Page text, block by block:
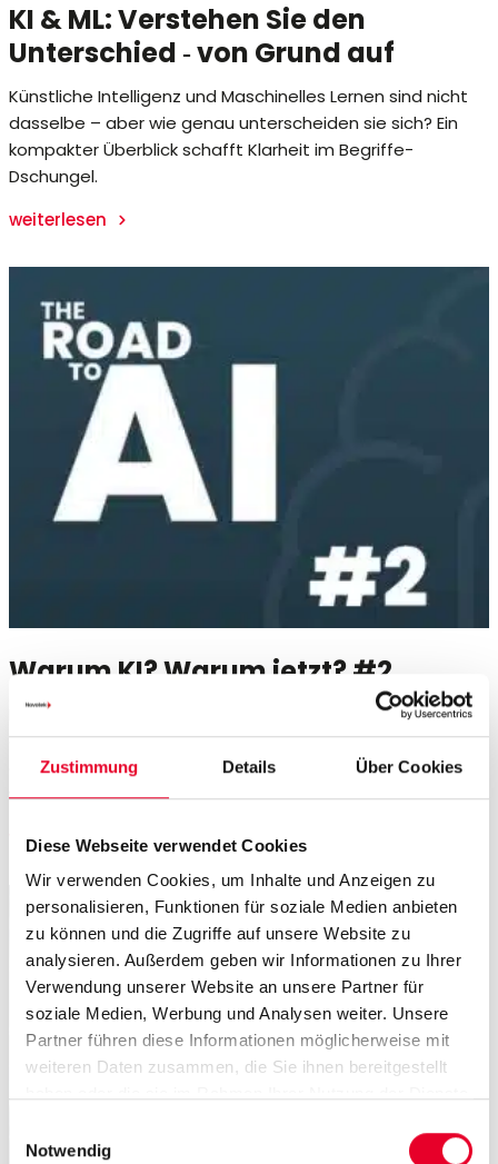
Zustimmung Details Über Cookies
Diese Webseite verwendet Cookies
Wir verwenden Cookies, um Inhalte und Anzeigen zu
personalisieren, Funktionen für soziale Medien anbieten
zu können und die Zugriffe auf unsere Website zu
analysieren. Außerdem geben wir Informationen zu Ihrer
Verwendung unserer Website an unsere Partner für
soziale Medien, Werbung und Analysen weiter. Unsere
Partner führen diese Informationen möglicherweise mit
weiteren Daten zusammen, die Sie ihnen bereitgestellt
Notwendig
KI & ML: Verstehen Sie den
Unterschied ‐ von Grund auf
Künstliche Intelligenz und Maschinelles Lernen sind nicht
dasselbe – aber wie genau unterscheiden sie sich? Ein
kompakter Überblick schafft Klarheit im Begriffe-
Dschungel.
weiterlesen
Warum KI? Warum jetzt? #2
In Teil 1 haben wir gezeigt, warum die Zeit reif ist für KI in
der Fertigung. Jetzt geht es um den nächsten Schritt: Wo
genau kann KI heute in der Industrie sinnvoll eingesetzt
werden – und warum sich das lohnt?
weiterlesen